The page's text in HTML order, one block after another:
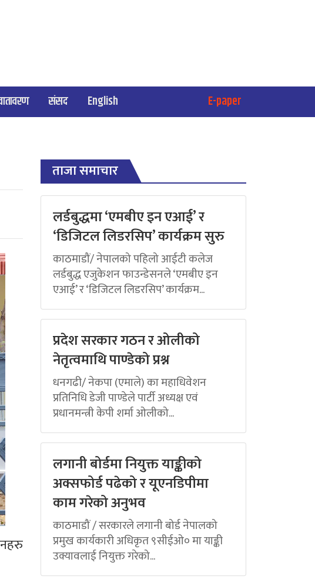
संसद English E-paper
ताजा समाचार
लर्डबुद्धमा ‘एमबीए इन एआई’ र
‘डिजिटल लिडरसिप’ कार्यक्रम सुरु
काठमाडौं/ नेपालको पहिलो आईटी कलेज
लर्डबुद्ध एजुकेशन फाउन्डेसनले ‘एमबीए इन
एआई’ र ‘डिजिटल लिडरसिप’ कार्यक्रम...
प्रदेश सरकार गठन र ओलीको
नेतृत्वमाथि पाण्डेको प्रश्न
धनगढी/ नेकपा (एमाले) का महाधिवेशन
प्रतिनिधि डेजी पाण्डेले पार्टी अध्यक्ष एवं
प्रधानमन्त्री केपी शर्मा ओलीको...
लगानी बोर्डमा नियुक्त याङ्कीको
अक्सफोर्ड पढेको र यूएनडिपीमा
काम गरेको अनुभव
काठमाडौं / सरकारले लगानी बोर्ड नेपालको
प्रमुख कार्यकारी अधिकृत ९सीईओ० मा याङ्की
उक्यावलाई नियुक्त गरेको...